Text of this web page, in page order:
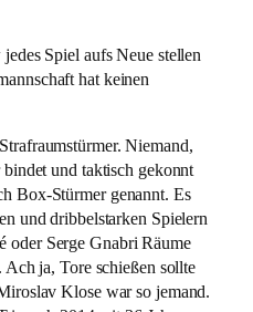
Spiel aufs Neue stellen
hat keinen
Niemand,
und taktisch gekonnt
Box-Stürmer genannt. Es
und dribbelstarken Spielern
oder Serge Gnabri Räume
ja, Tore schießen sollte
Klose war so jemand.